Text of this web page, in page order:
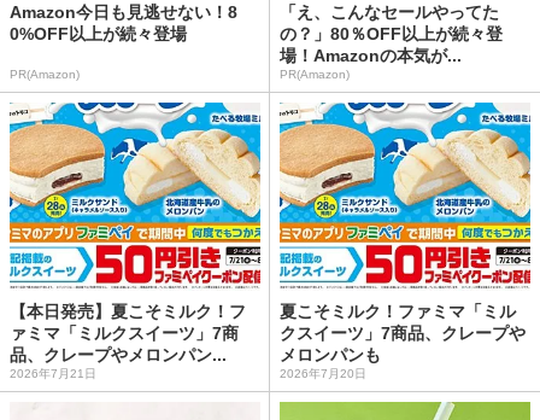
Amazon今日も見逃せない！8
0%OFF以上が続々登場
PR(Amazon)
「え、こんなセールやってた
の？」80％OFF以上が続々登
場！Amazonの本気が...
PR(Amazon)
【本日発売】夏こそミルク！フ
ァミマ「ミルクスイーツ」7商
品、クレープやメロンパン...
2026年7月21日
夏こそミルク！ファミマ「ミル
クスイーツ」7商品、クレープや
メロンパンも
2026年7月20日